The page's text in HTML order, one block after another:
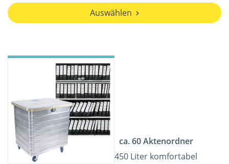
Auswählen
ca. 60 Aktenordner
450 Liter komfortabel